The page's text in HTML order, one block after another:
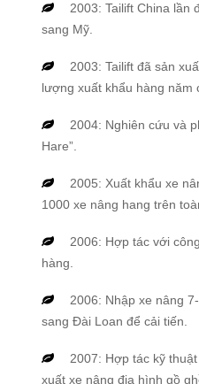
2003: Tailift China lần
sang Mỹ.
2003: Tailift đã sản
lượng xuất khẩu hàng năm
2004: Nghiên cứu và
Hare”.
2005: Xuất khẩu xe
1000 xe nâng hang trên
2006: Hợp tác với
hàng.
2006: Nhập xe nâng
sang Đài Loan để cải tiến.
2007: Hợp tác kỹ
xuất xe nâng địa hình gồ